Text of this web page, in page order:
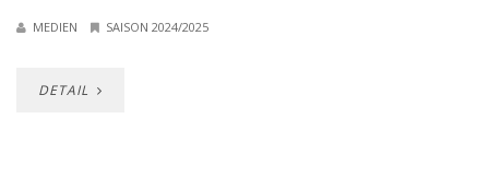
MEDIEN SAISON 2024/2025
DETAIL